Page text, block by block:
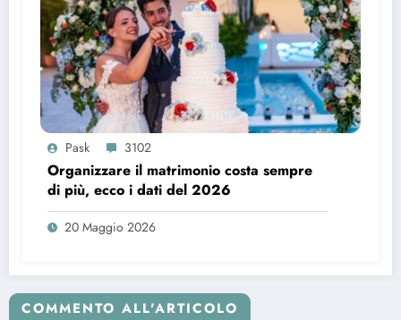
Pask 3102
Organizzare il matrimonio costa sempre
di più, ecco i dati del 2026
20 Maggio 2026
COMMENTO ALL'ARTICOLO